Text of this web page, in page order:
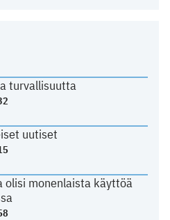
turvallisuutta
uutiset
olisi monenlaista käyttöä